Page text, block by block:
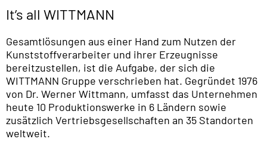
It’s all WITTMANN
Gesamtlösungen aus einer Hand zum Nutzen der
Kunststoffverarbeiter und ihrer Erzeugnisse
bereitzustellen, ist die Aufgabe, der sich die
WITTMANN Gruppe verschrieben hat. Gegründet 1976
von Dr. Werner Wittmann, umfasst das Unternehmen
heute 10 Produktionswerke in 6 Ländern sowie
zusätzlich Vertriebsgesellschaften an 35 Standorten
weltweit.